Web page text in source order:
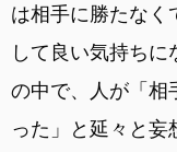
は相手に勝たなく
して良い気持ち
の中で、人が「相
った」と延々と妄